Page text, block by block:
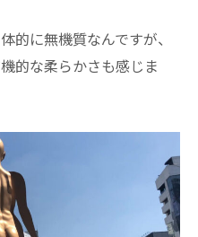
的に無機質なんですが、
的な柔らかさも感じま